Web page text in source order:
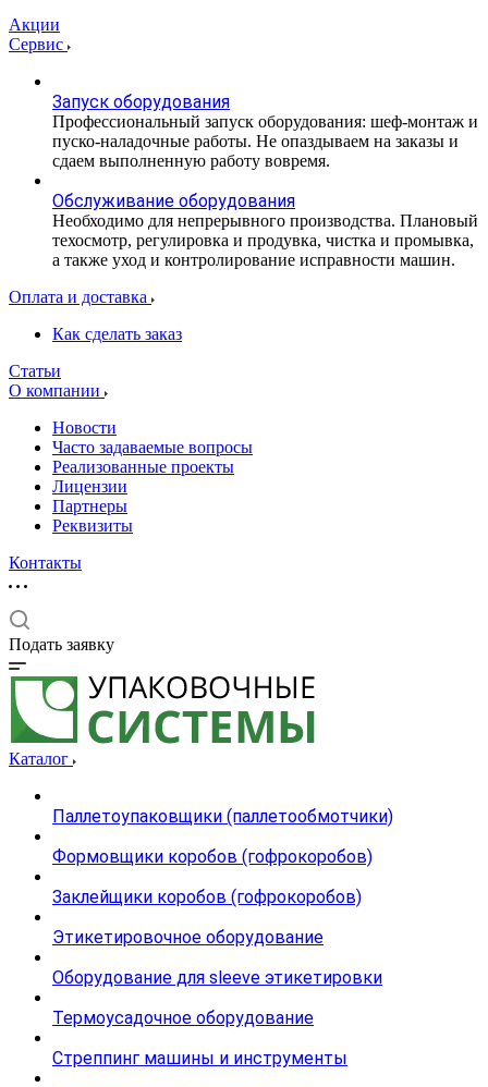
Акции
Сервис
Запуск оборудования
Профессиональный запуск оборудования: шеф-монтаж и
пуско-наладочные работы. Не опаздываем на заказы и
сдаем выполненную работу вовремя.
Обслуживание оборудования
Необходимо для непрерывного производства. Плановый
техосмотр, регулировка и продувка, чистка и промывка,
а также уход и контролирование исправности машин.
Оплата и доставка
Как сделать заказ
Статьи
О компании
Новости
Часто задаваемые вопросы
Реализованные проекты
Лицензии
Партнеры
Реквизиты
Контакты
Подать заявку
Каталог
Паллетоупаковщики (паллетообмотчики)
Формовщики коробов (гофрокоробов)
Заклейщики коробов (гофрокоробов)
Этикетировочное оборудование
Оборудование для sleeve этикетировки
Термоусадочное оборудование
Стреппинг машины и инструменты